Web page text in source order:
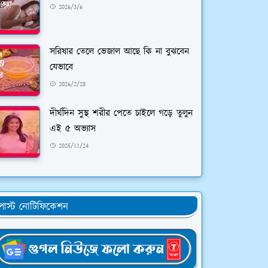
2026/3/6
সরিষার তেলে ভেজাল আছে কি না বুঝবেন
যেভাবে
2026/2/28
দীর্ঘদিন সুস্থ শরীর পেতে চাইলে গড়ে তুলুন
এই ৫ অভ্যাস
2025/11/24
নোটিফিকেশন